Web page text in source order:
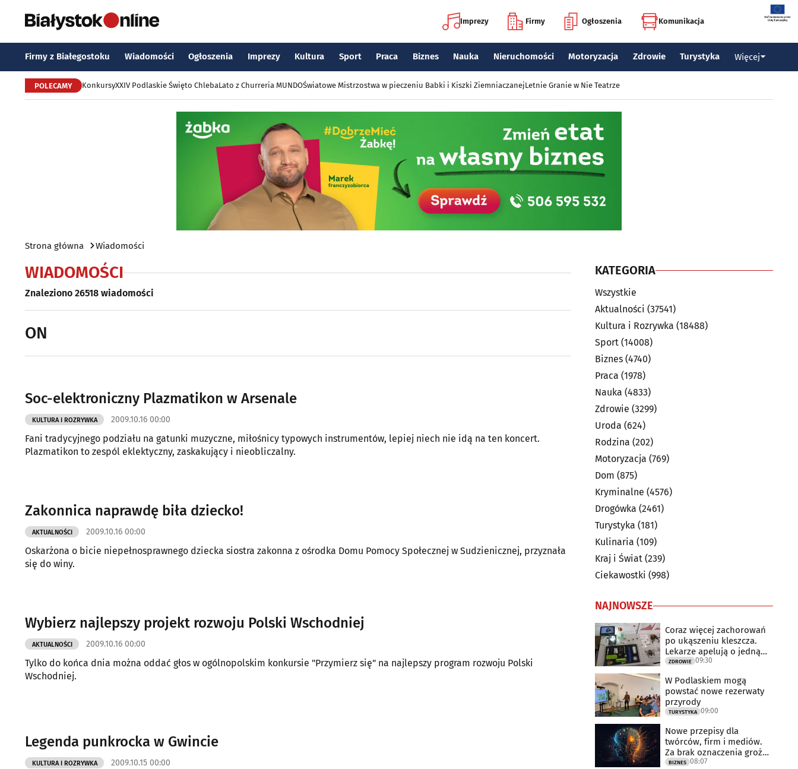
Imprezy Firmy Ogłoszenia Komunikacja
Firmy z Białegostoku Wiadomości Ogłoszenia Imprezy Kultura Sport Praca Biznes Nauka Nieruchomości Motoryzacja Zdrowie Turystyka Więcej
POLECAMY KonkursyXXIV Podlaskie Święto ChlebaLato z Churreria MUNDOŚwiatowe Mistrzostwa w pieczeniu Babki i Kiszki ZiemniaczanejLetnie Granie w Nie Teatrze
Strona główna Wiadomości
WIADOMOŚCI
Znaleziono 26518 wiadomości
ON
Soc-elektroniczny Plazmatikon w Arsenale
KULTURA I ROZRYWKA 2009.10.16 00:00
Fani tradycyjnego podziału na gatunki muzyczne, miłośnicy typowych instrumentów, lepiej niech nie idą na ten koncert.
Plazmatikon to zespól eklektyczny, zaskakujący i nieobliczalny.
Zakonnica naprawdę biła dziecko!
AKTUALNOŚCI 2009.10.16 00:00
Oskarżona o bicie niepełnosprawnego dziecka siostra zakonna z ośrodka Domu Pomocy Społecznej w Sudzienicznej, przyznała
się do winy.
Wybierz najlepszy projekt rozwoju Polski Wschodniej
AKTUALNOŚCI 2009.10.16 00:00
Tylko do końca dnia można oddać głos w ogólnopolskim konkursie "Przymierz się" na najlepszy program rozwoju Polski
Wschodniej.
Legenda punkrocka w Gwincie
KULTURA I ROZRYWKA 2009.10.15 00:00
KATEGORIA
Wszystkie
Aktualności (37541)
Kultura i Rozrywka (18488)
Sport (14008)
Biznes (4740)
Praca (1978)
Nauka (4833)
Zdrowie (3299)
Uroda (624)
Rodzina (202)
Motoryzacja (769)
Dom (875)
Kryminalne (4576)
Drogówka (2461)
Turystyka (181)
Kulinaria (109)
Kraj i Świat (239)
Ciekawostki (998)
NAJNOWSZE
Coraz więcej zachorowań
po ukąszeniu kleszcza.
Lekarze apelują o jedną
rzecz
ZDROWIE 09:30
W Podlaskiem mogą
powstać nowe rezerwaty
przyrody
TURYSTYKA 09:00
Nowe przepisy dla
twórców, firm i mediów.
Za brak oznaczenia grożą
milionowe
BIZNES 08:07